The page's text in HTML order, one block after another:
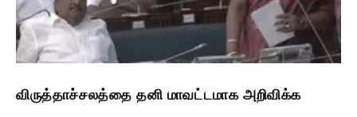
விருத்தாச்சலத்தை தனி மாவட்டமாக அறிவிக்க